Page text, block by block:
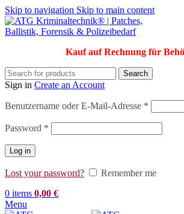
Skip to navigation Skip to main content
Kauf auf Rechnung für
Search
Sign in Create an Account
Benutzername oder E-Mail-Adresse *
Password *
Log in
Lost your password?
Remember me
0 items 0,00 €
Menu